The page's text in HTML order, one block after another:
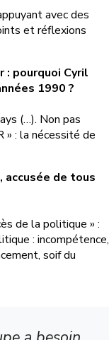
avec des
et réflexions
pourquoi Cyril
1990 ?
(…). Non pas
» : la nécessité de
de tous
de la politique » :
: incompétence,
soif du